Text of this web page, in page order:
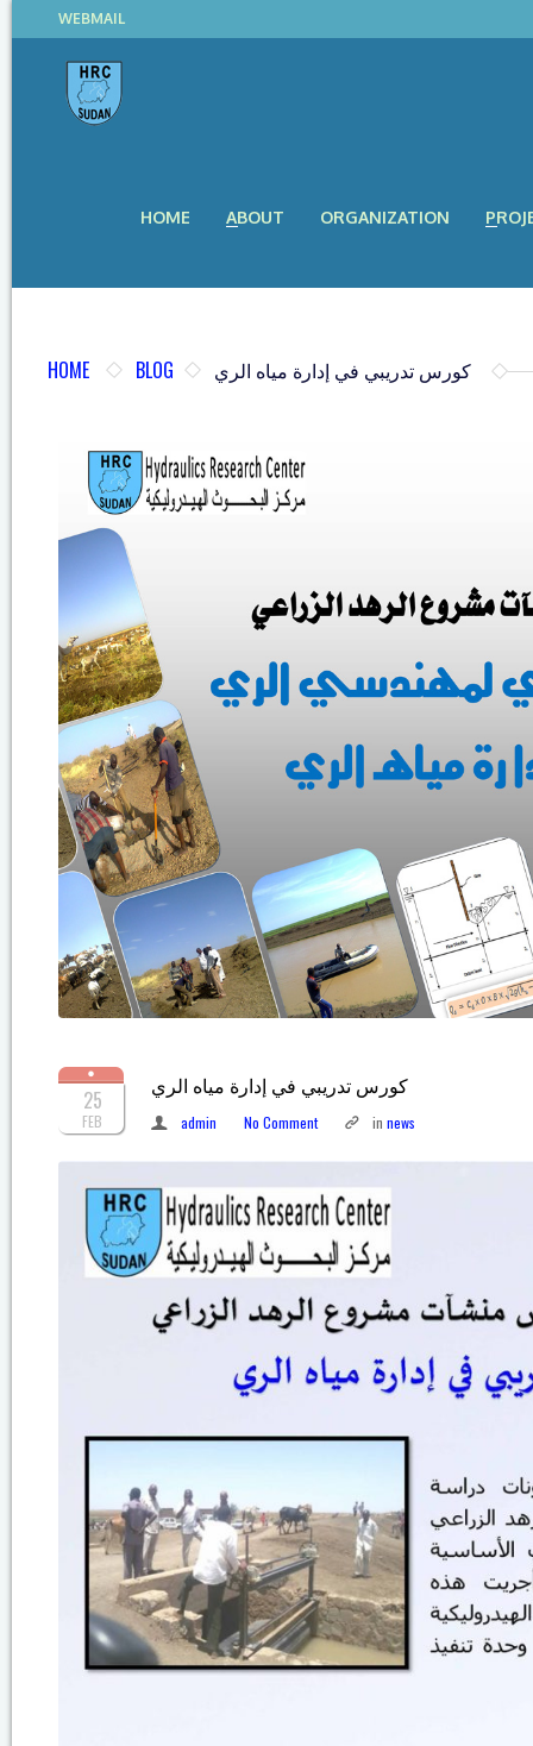
WEBMAIL
HOME ABOUT ORGANIZATION
HOME BLOG كورس تدريبي في إدارة مياه الري
25
FEB
كورس تدريبي في إدارة مياه الري
admin No Comment in news